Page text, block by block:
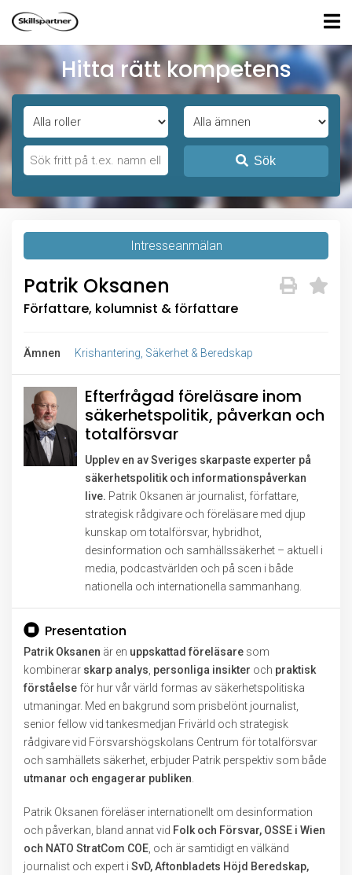
Hitta rätt kompetens
Sök
Intresseanmälan
Patrik Oksanen
Författare, kolumnist & författare
Ämnen Krishantering, Säkerhet & Beredskap
Efterfrågad föreläsare inom
säkerhetspolitik, påverkan och
totalförsvar
Upplev en av Sveriges skarpaste experter på
säkerhetspolitik och informationspåverkan
live. Patrik Oksanen är journalist, författare,
strategisk rådgivare och föreläsare med djup
kunskap om totalförsvar, hybridhot,
desinformation och samhällssäkerhet – aktuell i
media, podcastvärlden och på scen i både
nationella och internationella sammanhang.
Presentation
Patrik Oksanen är en uppskattad föreläsare som
kombinerar skarp analys personliga insikter och praktisk
förståelse för hur vår värld formas av säkerhetspolitiska
utmaningar. Med en bakgrund som prisbelönt journalist,
senior fellow vid tankesmedjan Frivärld och strategisk
rådgivare vid Försvarshögskolans Centrum för totalförsvar
och samhällets säkerhet, erbjuder Patrik perspektiv som både
utmanar och engagerar publiken
Patrik Oksanen föreläser internationellt om desinformation
och påverkan, bland annat vid Folk och Försvar, OSSE i Wien
och NATO StratCom COE , och är samtidigt en välkänd
journalist och expert i SvD, Aftonbladets Höjd Beredskap,